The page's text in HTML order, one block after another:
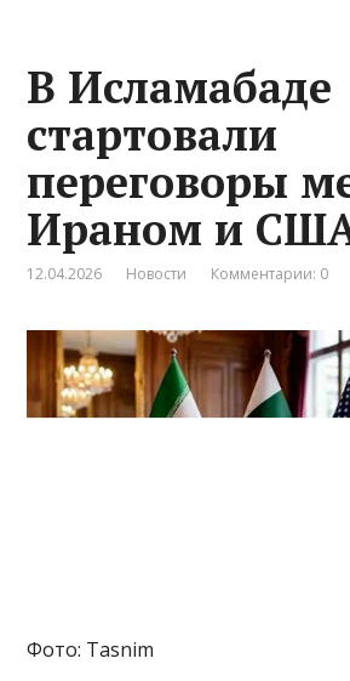
В Исламабаде
стартовали
переговоры
Ираном и
12.04.2026 Новости Комментарии: 0
Фото: Tasnim